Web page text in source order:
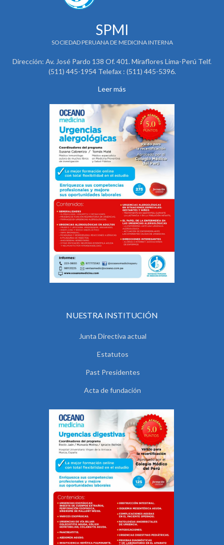
SPMI
SOCIEDAD PERUANA DE MEDICINA INTERNA
Dirección: Av. José Pardo 138 Of. 401. Miraflores Lima-Perú Telf.
(511) 445-1954 Telefax : (511) 445-5396.
Leer más
NUESTRA INSTITUCIÓN
Junta Directiva actual
Estatutos
Past Presidentes
Acta de fundación